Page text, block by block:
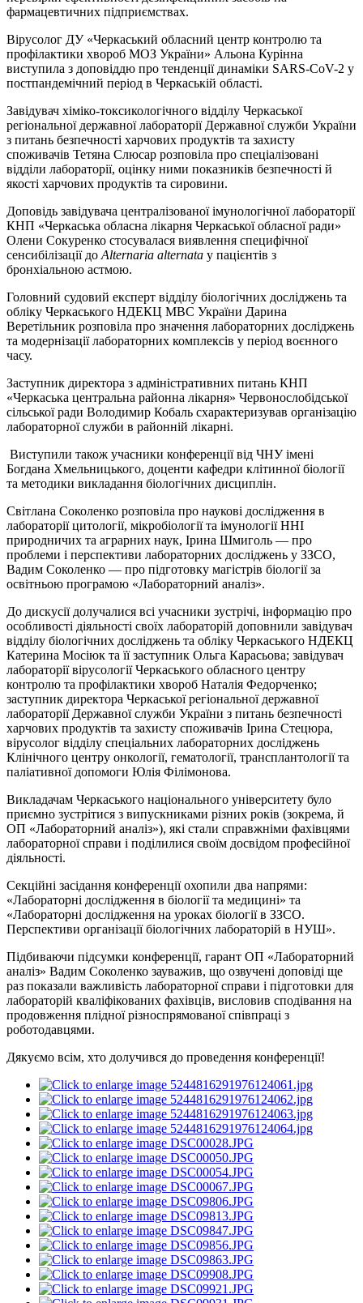
фармацевтичних підприємствах.
Вірусолог ДУ «Черкаський обласний центр контролю та
профілактики хвороб МОЗ України» Альона Курінна
виступила з доповіддю про тенденції динаміки SARS-CoV-2 у
постпандемічний період в Черкаській області.
Завідувач хіміко-токсикологічного відділу Черкаської
регіональної державної лабораторії Державної служби України
з питань безпечності харчових продуктів та захисту
споживачів Тетяна Слюсар розповіла про спеціалізовані
відділи лабораторії, оцінку ними показників безпечності й
якості харчових продуктів та сировини.
Доповідь завідувача централізованої імунологічної лабораторії
КНП «Черкаська обласна лікарня Черкаської обласної ради»
Олени Сокуренко стосувалася виявлення специфічної
сенсибілізації до Alternaria alternata у пацієнтів з
бронхіальною астмою.
Головний судовий експерт відділу біологічних досліджень та
обліку Черкаського НДЕКЦ МВС України Дарина
Веретільник розповіла про значення лабораторних досліджень
та модернізації лабораторних комплексів у період воєнного
часу.
Заступник директора з адміністративних питань КНП
«Черкаська центральна районна лікарня» Червонослобідської
сільської ради Володимир Кобаль схарактеризував організацію
лабораторної служби в районній лікарні.
Виступили також учасники конференції від ЧНУ імені
Богдана Хмельницького, доценти кафедри клітинної біології
та методики викладання біологічних дисциплін.
Світлана Соколенко розповіла про наукові дослідження в
лабораторії цитології, мікробіології та імунології ННІ
природничих та аграрних наук, Ірина Шмиголь — про
проблеми і перспективи лабораторних досліджень у ЗЗСО,
Вадим Соколенко — про підготовку магістрів біології за
освітньою програмою «Лабораторний аналіз».
До дискусії долучалися всі учасники зустрічі, інформацію про
особливості діяльності своїх лабораторій доповнили завідувач
відділу біологічних досліджень та обліку Черкаського НДЕКЦ
Катерина Мосіюк та її заступник Ольга Карасьова; завідувач
лабораторії вірусології Черкаського обласного центру
контролю та профілактики хвороб Наталія Федорченко;
заступник директора Черкаської регіональної державної
лабораторії Державної служби України з питань безпечності
харчових продуктів та захисту споживачів Ірина Стецюра,
вірусолог відділу спеціальних лабораторних досліджень
Клінічного центру онкології, гематології, трансплантології та
паліативної допомоги Юлія Філімонова.
Викладачам Черкаського національного університету було
приємно зустрітися з випускниками різних років (зокрема, й
ОП «Лабораторний аналіз»), які стали справжніми фахівцями
лабораторної справи і поділилися своїм досвідом професійної
діяльності.
Секційні засідання конференції охопили два напрями:
«Лабораторні дослідження в біології та медицині» та
«Лабораторні дослідження на уроках біології в ЗЗСО.
Перспективи організації біологічних лабораторій в НУШ».
Підбиваючи підсумки конференції, гарант ОП «Лабораторний
аналіз» Вадим Соколенко зауважив, що озвучені доповіді ще
раз показали важливість лабораторної справи і підготовки для
лабораторій кваліфікованих фахівців, висловив сподівання на
продовження плідної різноспрямованої співпраці з
роботодавцями.
Дякуємо всім, хто долучився до проведення конференції!